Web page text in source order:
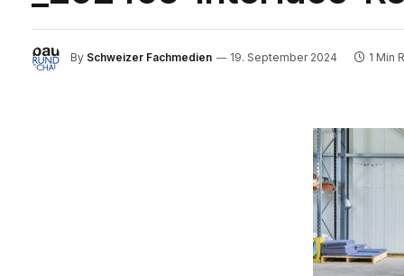
By Schweizer Fachmedien 19. September 2024 1 Min